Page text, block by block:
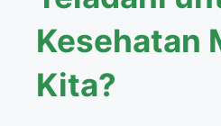
Kesehatan
Kita?